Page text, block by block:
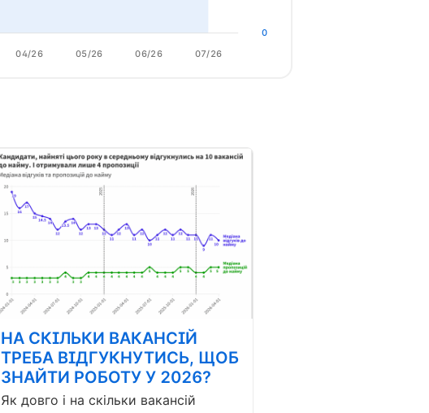
04/26 05/26 06/26 07/26
0
НА СКІЛЬКИ ВАКАНСІЙ
ТРЕБА ВІДГУКНУТИСЬ, ЩОБ
ЗНАЙТИ РОБОТУ У 2026?
Як довго і на скільки вакансій